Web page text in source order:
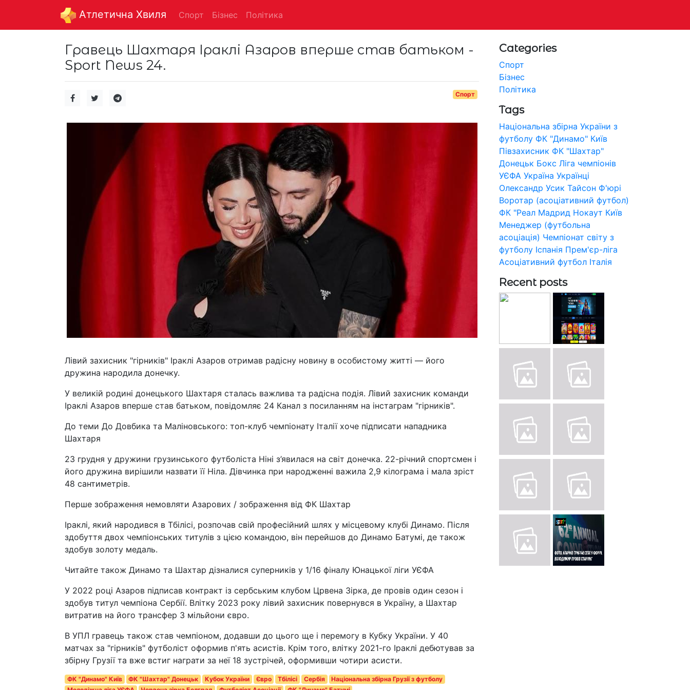
Aтлетична Хвиля Спорт Бізнес Політика
Гравець Шахтаря Іраклі Азаров вперше став батьком -
Sport News 24.
Спорт
Лівий захисник "гірників" Іраклі Азаров отримав радісну новину в особистому житті — його
дружина народила донечку.
У великій родині донецького Шахтаря сталась важлива та радісна подія. Лівий захисник команди
Іраклі Азаров вперше став батьком, повідомляє 24 Канал з посиланням на інстаграм "гірників".
До теми До Довбика та Маліновського: топ-клуб чемпіонату Італії хоче підписати нападника
Шахтаря
23 грудня у дружини грузинського футболіста Ніні з’явилася на світ донечка. 22-річний спортсмен і
його дружина вирішили назвати її Ніла. Дівчинка при народженні важила 2,9 кілограма і мала зріст
48 сантиметрів.
Перше зображення немовляти Азарових / зображення від ФК Шахтар
Іраклі, який народився в Тбілісі, розпочав свій професійний шлях у місцевому клубі Динамо. Після
здобуття двох чемпіонських титулів з цією командою, він перейшов до Динамо Батумі, де також
здобув золоту медаль.
Читайте також Динамо та Шахтар дізналися суперників у 1/16 фіналу Юнацької ліги УЄФА
У 2022 році Азаров підписав контракт із сербським клубом Црвена Зірка, де провів один сезон і
здобув титул чемпіона Сербії. Влітку 2023 року лівий захисник повернувся в Україну, а Шахтар
витратив на його трансфер 3 мільйони євро.
В УПЛ гравець також став чемпіоном, додавши до цього ще і перемогу в Кубку України. У 40
матчах за "гірників" футболіст оформив п'ять асистів. Крім того, влітку 2021-го Іраклі дебютував за
збірну Грузії та вже встиг награти за неї 18 зустрічей, оформивши чотири асисти.
ФК "Динамо" Київ ФК "Шахтар" Донецьк Кубок України Євро Тбілісі Сербія
Національна збірна Грузії з футболу
Categories
Спорт
Бізнес
Політика
Tags
Національна збірна України з
футболу ФК "Динамо" Київ
Півзахисник ФК "Шахтар"
Донецьк Бокс Ліга чемпіонів
УЄФА Україна Українці
Олександр Усик Тайсон Ф'юрі
Воротар (асоціативний футбол)
ФК "Реал Мадрид Нокаут Київ
Менеджер (футбольна
асоціація) Чемпіонат світу з
футболу Іспанія Прем'єр-ліга
Асоціативний футбол Італія
Recent posts